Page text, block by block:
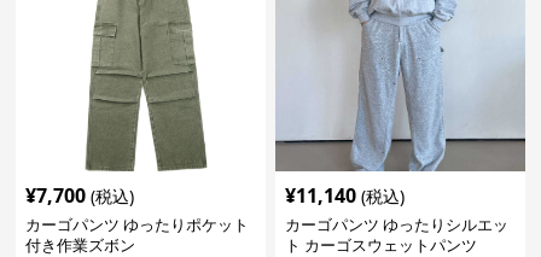
¥7,700 (税込)
カーゴパンツ ゆったりポケット
付き作業ズボン
¥11,140 (税込)
カーゴパンツ ゆったりシルエッ
ト カーゴスウェットパンツ